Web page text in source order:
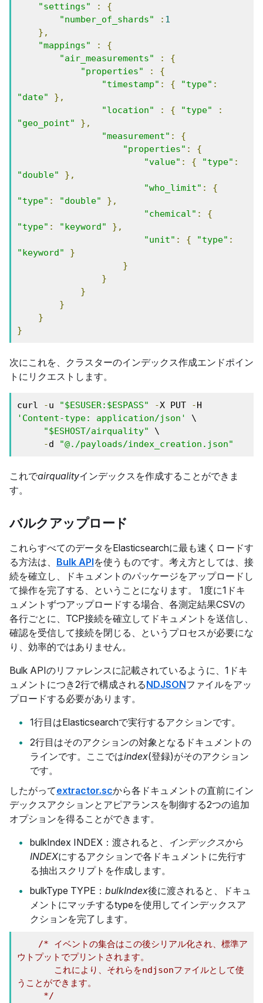
"settings" :
{
"number_of_shards"
: 1
},
"mappings"
:
{
"air_measurements"
:
{
"properties"
:
{
"timestamp" : { "type" :
"date"
},
"location"
: { "type"
:
"geo_point"
},
"measurement" :
{
"properties" :
{
"value" : { "type" :
"double"
},
"who_limit" :
{
"type" : "double"
},
"chemical" :
{
"type" : "keyword"
},
"unit" : { "type" :
"keyword"
}
}
}
}
}
}
}
次にこれを、クラスターのインデックス作成エンドポイン
トにリクエストします。
curl -u "$ESUSER:$ESPASS" -X PUT -
'Content-type: application/json'
\
"$ESHOST/airquality"
\
-d "@./payloads/index_creation.json"
これでairqualityインデックスを作成することができま
す。
バルクアップロード
これらすべてのデータをElasticsearchに最も速くロードす
る方法は、 Bulk APIを使うものです。考え方としては、接
続を確立し、ドキュメントのパッケージをアップロードし
て操作を完了する、ということになります。 1度に1ドキ
ュメントずつアップロードする場合、各測定結果CSVの
各行ごとに、TCP接続を確立してドキュメントを送信し、
確認を受信して接続を閉じる、というプロセスが必要にな
り、効率的ではありません。
Bulk APIのリファレンスに記載されているように、1ドキ
ュメントにつき2行で構成されるNDJSONファイルをアッ
プロードする必要があります。
1行目はElasticsearchで実行するアクションです。
2行目はそのアクションの対象となるドキュメントの
ラインです。ここではindex(登録)がそのアクション
です。
したがってextractor.scから各ドキュメントの直前にイン
デックスアクションとアピアランスを制御する2つの追加
オプションを得ることができます。
bulkIndex INDEX：渡されると、 インデックスから
INDEXにするアクションで各ドキュメントに先行す
る抽出スクリプトを作成します。
bulkType TYPE： bulkIndex後に渡されると、ドキュ
メントにマッチするtypeを使用してインデックスア
クションを完了します。
/* イベントの集合はこの後シリアル化され、標準ア
ウトプットでプリントされます。
うことができます。
     */